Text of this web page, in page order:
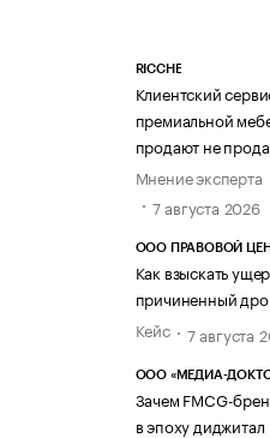
RICCHE
Клиентский
премиальной
продают не
Мнение эксперта
7 августа 2026
ООО ПРАВОВОЙ
Как взыскать
причиненный
Кейс
7 августа
ООО «МЕДИА-
Зачем FMCG-
в эпоху диджитал